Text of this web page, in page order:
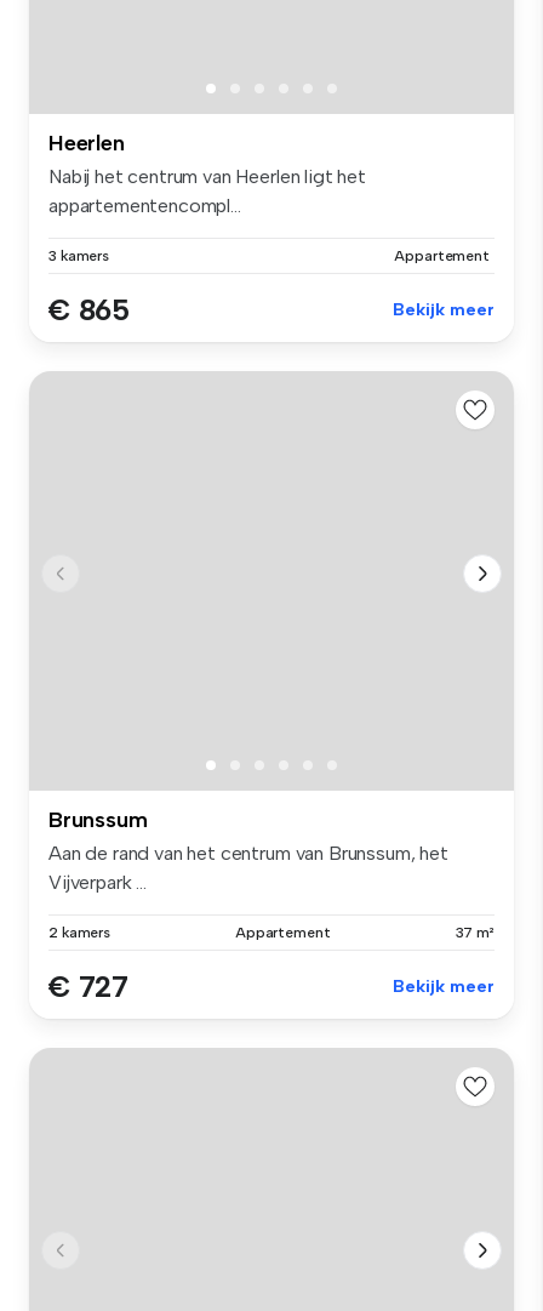
Heerlen
Nabij het centrum van Heerlen ligt het
appartementencompl...
3 kamers Appartement
€ 865 Bekijk meer
Brunssum
Aan de rand van het centrum van Brunssum, het
Vijverpark ...
2 kamers Appartement 37 m²
€ 727 Bekijk meer